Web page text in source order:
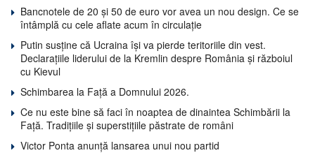
Bancnotele de 20 și 50 de euro vor avea un nou design. Ce se
întâmplă cu cele aflate acum în circulație
Putin susține că Ucraina își va pierde teritoriile din vest.
Declarațiile liderului de la Kremlin despre România și războiul
cu Kievul
Schimbarea la Față a Domnului 2026.
Ce nu este bine să faci în noaptea de dinaintea Schimbării la
Față. Tradițiile și superstițiile păstrate de români
Victor Ponta anunță lansarea unui nou partid